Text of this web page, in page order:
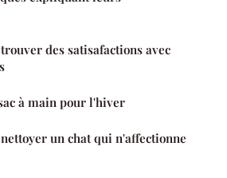
des satisafactions avec
à main pour l'hiver
un chat qui n'affectionne